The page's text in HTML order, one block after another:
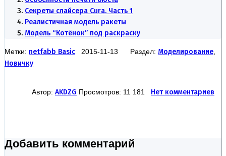
Секреты слайсера Cura. Часть 1
Реалистичная модель ракеты
Модель “Котёнок” под раскраску
Метки: netfabb Basic 2015-11-13 Раздел: Моделирование
Новичку
Автор: AKDZG Просмотров: 11 181 Нет комментариев
Добавить комментарий